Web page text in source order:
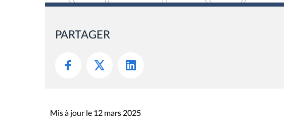
PARTAGER
Mis à jour le 12 mars 2025